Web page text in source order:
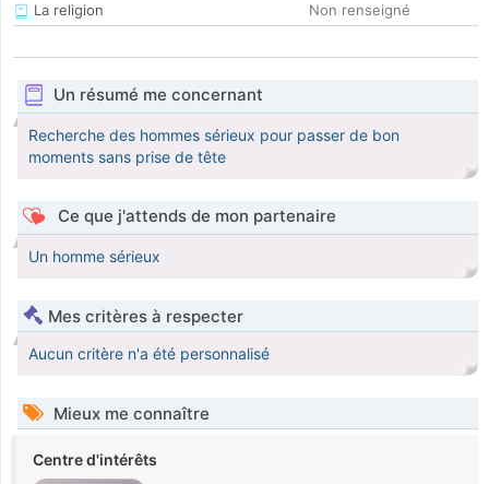
La religion
Non renseigné
Un résumé me concernant
Recherche des hommes sérieux pour passer de bon
moments sans prise de tête
Ce que j'attends de mon partenaire
Un homme sérieux
Mes critères à respecter
Aucun critère n'a été personnalisé
Mieux me connaître
Centre d'intérêts